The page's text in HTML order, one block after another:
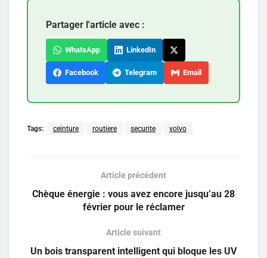
Partager l'article avec :
WhatsApp LinkedIn
Facebook Telegram Email
Tags: ceinture routiere securite volvo
Article précédent
Chèque énergie : vous avez encore jusqu’au 28
février pour le réclamer
Article suivant
Un bois transparent intelligent qui bloque les UV